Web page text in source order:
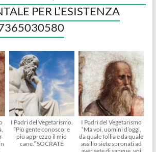
PER L’ESISTENZA
I Padri del Vegetarismo.
“Più gente conosco, e
più apprezzo il mio
cane.” SOCRATE
I Padri del Vegetarismo
“Ma voi, uomini d’oggi,
da quale follia e da quale
assillo siete spronati ad